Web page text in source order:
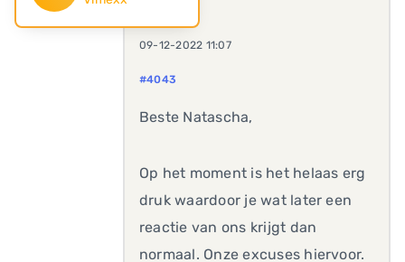
09-12-2022 11:07
#4043
Beste Natascha,
Op het moment is het helaas erg
druk waardoor je wat later een
reactie van ons krijgt dan
normaal. Onze excuses hiervoor.